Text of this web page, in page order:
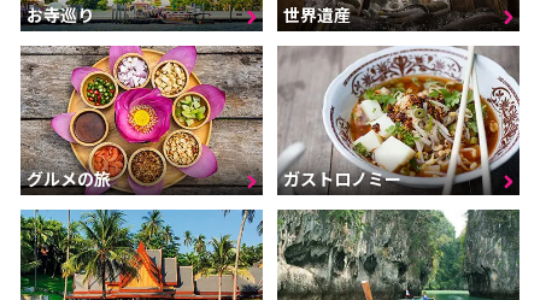
お寺巡り 世界遺産
グルメの旅 ガストロノミー